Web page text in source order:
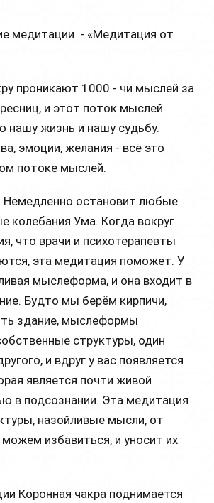
медитации - «Медитация от
проникают 1000 - чи мыслей за
и этот поток мыслей
нашу жизнь и нашу судьбу.
эмоции, желания - всё это
потоке мыслей.
Немедленно остановит любые
колебания Ума. Когда вокруг
что врачи и психотерапевты
эта медитация поможет. У
мыслеформа, и она входит в
Будто мы берём кирпичи,
здание, мыслеформы
структуры, один
и вдруг у вас появляется
является почти живой
в подсознании. Эта медитация
назойливые мысли, от
избавиться, и уносит их
Коронная чакра поднимается